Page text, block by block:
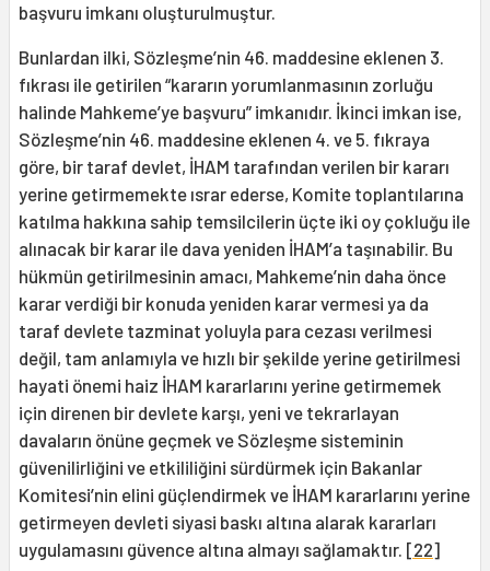
başvuru imkanı oluşturulmuştur.
Bunlardan ilki, Sözleşme’nin 46. maddesine eklenen 3.
fıkrası ile getirilen “kararın yorumlanmasının zorluğu
halinde Mahkeme’ye başvuru” imkanıdır. İkinci imkan ise,
Sözleşme’nin 46. maddesine eklenen 4. ve 5. fıkraya
göre, bir taraf devlet, İHAM tarafından verilen bir kararı
yerine getirmemekte ısrar ederse, Komite toplantılarına
katılma hakkına sahip temsilcilerin üçte iki oy çokluğu ile
alınacak bir karar ile dava yeniden İHAM’a taşınabilir. Bu
hükmün getirilmesinin amacı, Mahkeme’nin daha önce
karar verdiği bir konuda yeniden karar vermesi ya da
taraf devlete tazminat yoluyla para cezası verilmesi
değil, tam anlamıyla ve hızlı bir şekilde yerine getirilmesi
hayati önemi haiz İHAM kararlarını yerine getirmemek
için direnen bir devlete karşı, yeni ve tekrarlayan
davaların önüne geçmek ve Sözleşme sisteminin
güvenilirliğini ve etkililiğini sürdürmek için Bakanlar
Komitesi’nin elini güçlendirmek ve İHAM kararlarını yerine
getirmeyen devleti siyasi baskı altına alarak kararları
uygulamasını güvence altına almayı sağlamaktır. [22]